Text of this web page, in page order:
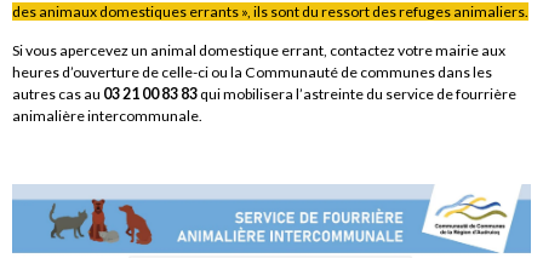
des animaux domestiques errants », ils sont du ressort des refuges animaliers.
Si vous apercevez un animal domestique errant, contactez votre mairie aux
heures d’ouverture de celle-ci ou la Communauté de communes dans les
autres cas au 03 21 00 83 83qui mobilisera l’astreinte du service de fourrière
animalière intercommunale.